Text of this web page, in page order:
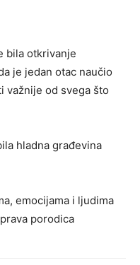
bila otkrivanje
je jedan otac naučio
važnije od svega što
hladna građevina
emocijama i ljudima
porodica